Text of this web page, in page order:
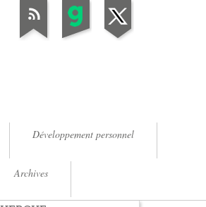
Développement personnel
Archives